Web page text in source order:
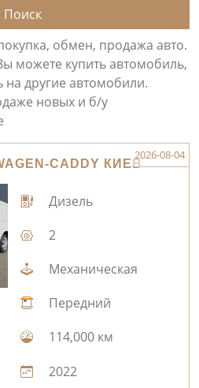
обмен, продажа авто.
можете купить автомобиль,
на другие автомобили.
новых и б/у
CADDY КИЕВ
2026-08-04
Дизель
2
Механическая
Передний
114,000 км
2022